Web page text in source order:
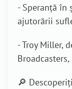
- Speranță în
ajutorării
- Troy Miller,
🔎